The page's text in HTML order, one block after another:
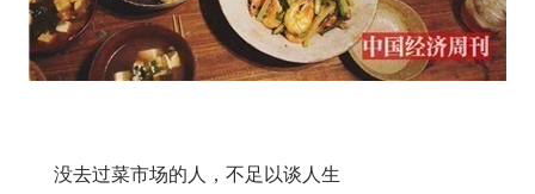
没去过菜市场的人，不足以谈人生